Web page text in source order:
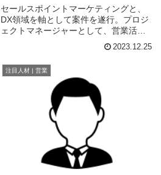
ラインマーケティングやDX推
進のスペシャリスト
セールスポイントマーケティングと、
DX領域を軸として案件を遂行。プロジ
ェクトマネージャーとして、営業活動
よりクライアントとのコミュニケーシ
ョンを行い、11,000万円(12ヶ月/最大3
か年)や3,000万円(6ヶ月)の案件を受
注。■マーケテ...
2023.12.25
注目人材 | 営業